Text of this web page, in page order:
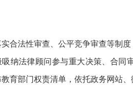
法性审查、公平竞争审查等制
纳法律顾问参与重大决策、合
部门权责清单，依托政务网站